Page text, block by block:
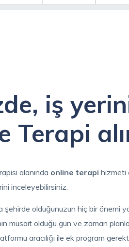
iş
Terapi
alanında online terapi hizmeti
inceleyebilirsiniz.
şehirde olduğunuzun hiç bir önemi
müsait olduğu gün ve zaman
aracılığı ile ek program